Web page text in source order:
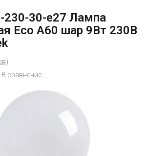
230-30-e27 Лампа
Eco A60 шар 9Вт 230В
В сравнение